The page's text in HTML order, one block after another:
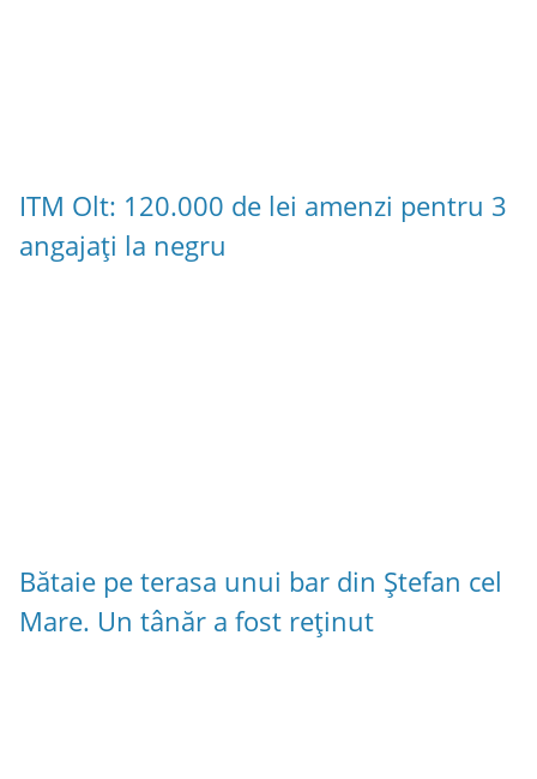
ITM Olt: 120.000 de lei amenzi pentru 3
angajați la negru
Bătaie pe terasa unui bar din Ștefan cel
Mare. Un tânăr a fost reținut